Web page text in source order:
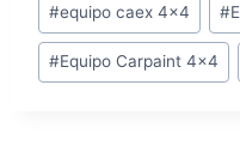
#equipo caex 4x4 #
#Equipo Carpaint 4x4